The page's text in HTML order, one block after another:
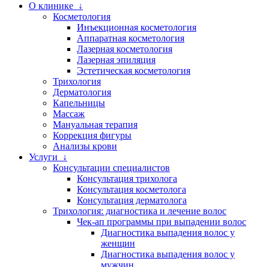
О клинике ↓
Косметология
Инъекционная косметология
Аппаратная косметология
Лазерная косметология
Лазерная эпиляция
Эстетическая косметология
Трихология
Дерматология
Капельницы
Массаж
Мануальная терапия
Коррекция фигуры
Анализы крови
Услуги ↓
Консультации специалистов
Консультация трихолога
Консультация косметолога
Консультация дерматолога
Трихология: диагностика и лечение волос
Чек-ап программы при выпадении волос
Диагностика выпадения волос у
женщин
Диагностика выпадения волос у
мужчин